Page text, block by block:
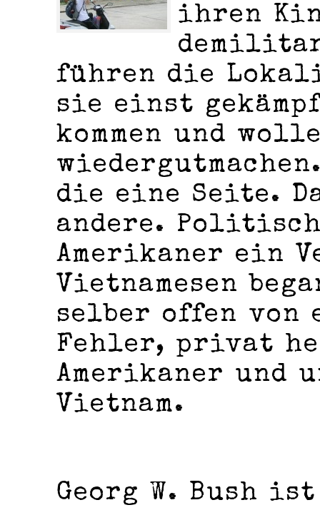
ihren
führen die
sie einst
kommen und
die eine Seite.
andere.
Amerikaner ein
Vietnamesen
selber offen von
Fehler, privat
Amerikaner und
Vietnam.
Georg W. Bush